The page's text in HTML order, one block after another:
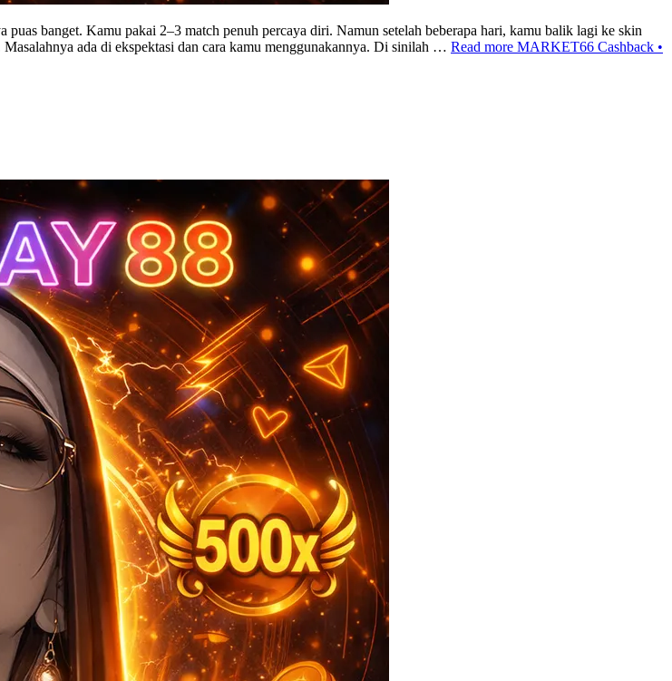
banget. Kamu pakai 2–3 match penuh percaya diri. Namun setelah beberapa hari, kamu balik lagi ke skin
ada di ekspektasi dan cara kamu menggunakannya. Di sinilah … Read more MARKET66 Cashback •